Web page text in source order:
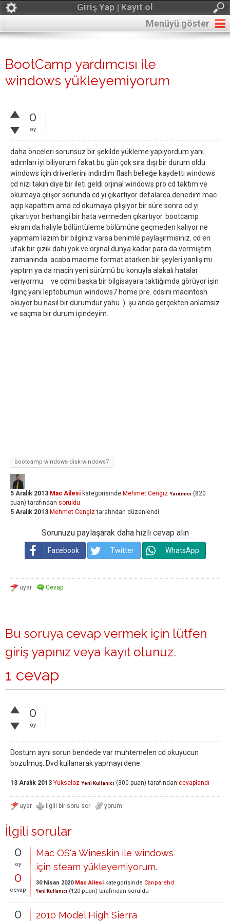
Giriş Yap | Kayıt ol
Menüyü göster
BootCamp yardımcısı ile
windows yükleyemiyorum
0
oy
daha önceleri sorunsuz bir şekilde yükleme yapıyordum yanı
adımları iyi biliyorum fakat bu gün çok sıra dışı bir durum oldu
windows için driverlerini indirdim flash belleğe kaydetti windows
cd nizi takın diye bir ileti geldi orjinal windows pro cd taktım ve
okumaya çılışor sonunda cd yi çıkartıyor defalarca denedim mac
açıp kapattım ama cd okumaya çılışıyor bir süre sonra cd yi
çıkartıyor herhangi bir hata vermeden çıkartıyor. bootcamp
ekranı da haliyle bölüntüleme bölümüne geçmeden kalıyor ne
yapmam lazım bir bilginiz varsa benimle paylaşırmısınız. cd en
ufak bir çizik dahi yok ve orjinal dünya kadar para da vermiştim
zamanında. acaba macime format atarken bir şeyleri yanlış mı
yaptım ya da macin yeni sürümü bu konuyla alakalı hatalar
veriyormu. ve cdmi başka bir bilgisayara taktığımda görüyor işin
ilginç yanı leptobumun windows7 home pre. cdsini macintosh
okuyor bu nasıl bir durumdur yahu :) şu anda gerçekten anlamsız
ve saçma bir durum içindeyim.
bootcamp-windows-disk-windows7
5 Aralık 2013 Mac Ailesi kategorisinde Mehmet Cengiz Yardımcı (820
puan) tarafından soruldu
5 Aralık 2013 Mehmet Cengiztarafından düzenlendi
Sorunuzu paylaşarak daha hızlı cevap alın
Facebook Twitter WhatsApp
Bu soruya cevap vermek için lütfen
giriş yapınız veya kayıt olunuz.
1 cevap
0
oy
Dostum aynı sorun bendede var muhtemelen cd okuyucun
bozulmuş. Dvd kullanarak yapmayı dene.
13 Aralık 2013 Yukseloz Yeni Kullanıcı (300 puan) tarafından cevaplandı
İlgili sorular
0
oy
0
cevap
Mac OS'a Wineskin ile windows
için steam yükleyemiyorum.
30 Nisan 2020 Mac Ailesi kategorisinde Canparehd
Yeni Kullanıcı (120 puan) tarafından soruldu
0 2010 Model High Sierra